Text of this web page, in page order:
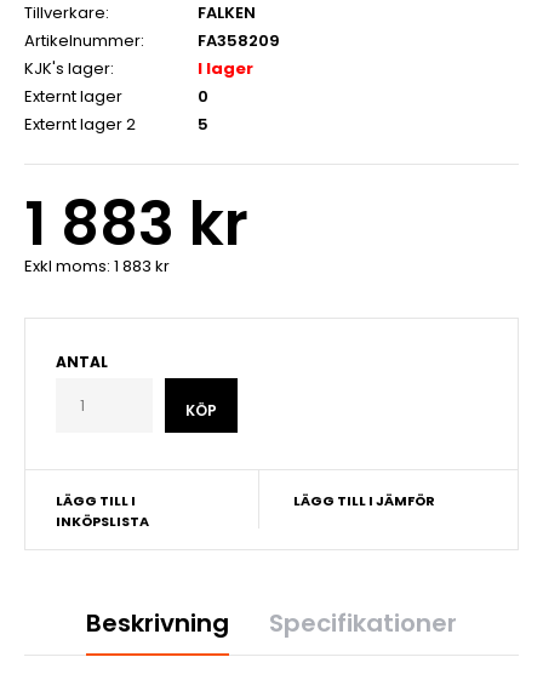
Tillverkare:
FALKEN
Artikelnummer:
FA358209
KJK's lager:
I lager
Externt lager
0
Externt lager 2
5
1 883 kr
Exkl moms: 1 883 kr
ANTAL
LÄGG TILL I
INKÖPSLISTA
LÄGG TILL I JÄMFÖR
Beskrivning Specifikationer